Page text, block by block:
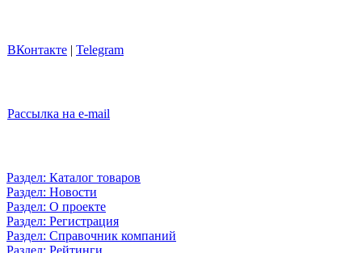
ВКонтакте | Telegram
Рассылка на e-mail
Раздел: Каталог товаров
Раздел: Новости
Раздел: О проекте
Раздел: Регистрация
Раздел: Справочник компаний
Раздел: Рейтинги